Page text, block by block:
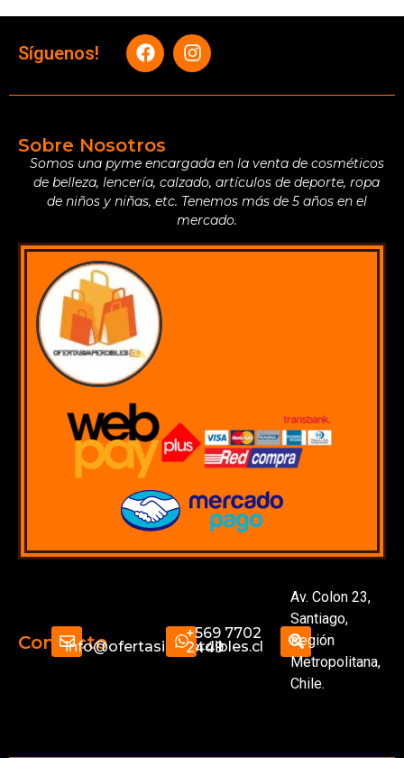
Síguenos!
Sobre Nosotros
Somos una pyme encargada en la venta de cosméticos
de belleza, lencería, calzado, artículos de deporte, ropa
de niños y niñas, etc. Tenemos más de 5 años en el
mercado.
Contactoinfo@ofertasimperdibles.cl
+569 7702
2449
Av. Colon 23,
Santiago,
Región
Metropolitana,
Chile.